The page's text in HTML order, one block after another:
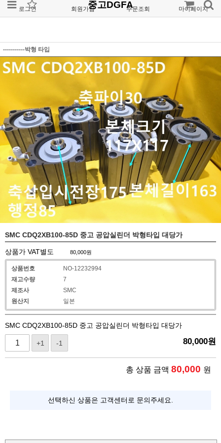
로그인 회원가입 주문조회 마이페이지
중고DGFA
-----------박형 타입
SMC CDQ2XB100-85D 중고 공압실린더 박형타입 대당가
상품가 VAT별도 80,000원
상품번호
NO-12232994
재고수량
7
제조사
SMC
원산지
일본
SMC CDQ2XB100-85D 중고 공압실린더 박형타입 대당가
+1 -1 80,000원
총 상품 금액 80,000 원
선택하신 상품은 고객센터로 문의주세요.